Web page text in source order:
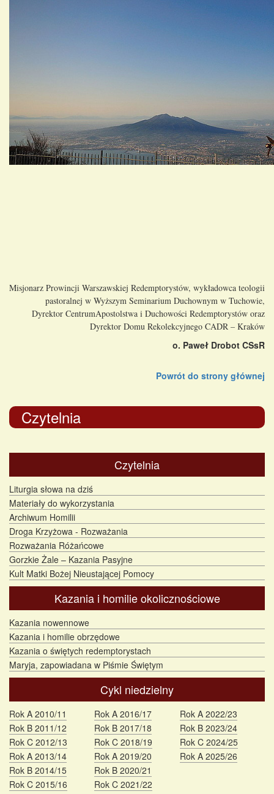
Misjonarz Prowincji Warszawskiej Redemptorystów, wykładowca teologii
pastoralnej w Wyższym Seminarium Duchownym w Tuchowie,
Dyrektor CentrumApostolstwa i Duchowości Redemptorystów oraz
Dyrektor Domu Rekolekcyjnego CADR – Kraków
o. Paweł Drobot CSsR
Powrót do strony głównej
Czytelnia
Czytelnia
Liturgia słowa na dziś
Materiały do wykorzystania
Archiwum Homilii
Droga Krzyżowa - Rozważania
Rozważania Różańcowe
Gorzkie Żale – Kazania Pasyjne
Kult Matki Bożej Nieustającej Pomocy
Kazania i homilie okolicznościowe
Kazania nowennowe
Kazania i homilie obrzędowe
Kazania o świętych redemptorystach
Maryja, zapowiadana w Piśmie Świętym
Cykl niedzielny
Rok A 2010/11
Rok B 2011/12
Rok C 2012/13
Rok A 2013/14
Rok B 2014/15
Rok C 2015/16
Rok A 2016/17
Rok B 2017/18
Rok C 2018/19
Rok A 2019/20
Rok B 2020/21
Rok C 2021/22
Rok A 2022/23
Rok B 2023/24
Rok C 2024/25
Rok A 2025/26